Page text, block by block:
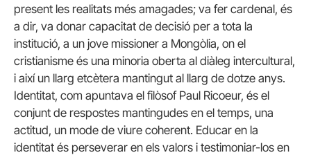
present les realitats més amagades; va fer cardenal, és
a dir, va donar capacitat de decisió per a tota la
institució, a un jove missioner a Mongòlia, on el
cristianisme és una minoria oberta al diàleg intercultural,
i així un llarg etcètera mantingut al llarg de dotze anys.
Identitat, com apuntava el filòsof Paul Ricoeur, és el
conjunt de respostes mantingudes en el temps, una
actitud, un mode de viure coherent. Educar en la
identitat és perseverar en els valors i testimoniar-los en